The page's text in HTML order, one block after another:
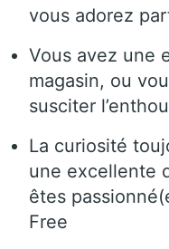
vous adorez
Vous avez une
magasin, ou
susciter
La curiosité
une excellente
êtes
Free